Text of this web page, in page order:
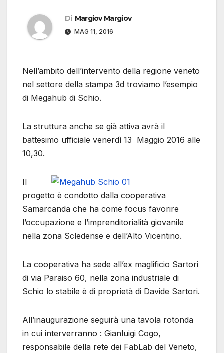
Di Margiov Margiov
MAG 11, 2016
Nell’ambito dell’intervento della regione veneto
nel settore della stampa 3d troviamo l’esempio
di Megahub di Schio.
La struttura anche se già attiva avrà il
battesimo ufficiale venerdì 13 Maggio 2016 alle
10,30.
Il
progetto è condotto dalla cooperativa
Samarcanda che ha come focus favorire
l’occupazione e l’imprenditorialità giovanile
nella zona Scledense e dell’Alto Vicentino.
La cooperativa ha sede all’ex maglificio Sartori
di via Paraiso 60, nella zona industriale di
Schio lo stabile è di proprietà di Davide Sartori.
All’inaugurazione seguirà una tavola rotonda
in cui interverranno : Gianluigi Cogo,
responsabile della rete dei FabLab del Veneto,